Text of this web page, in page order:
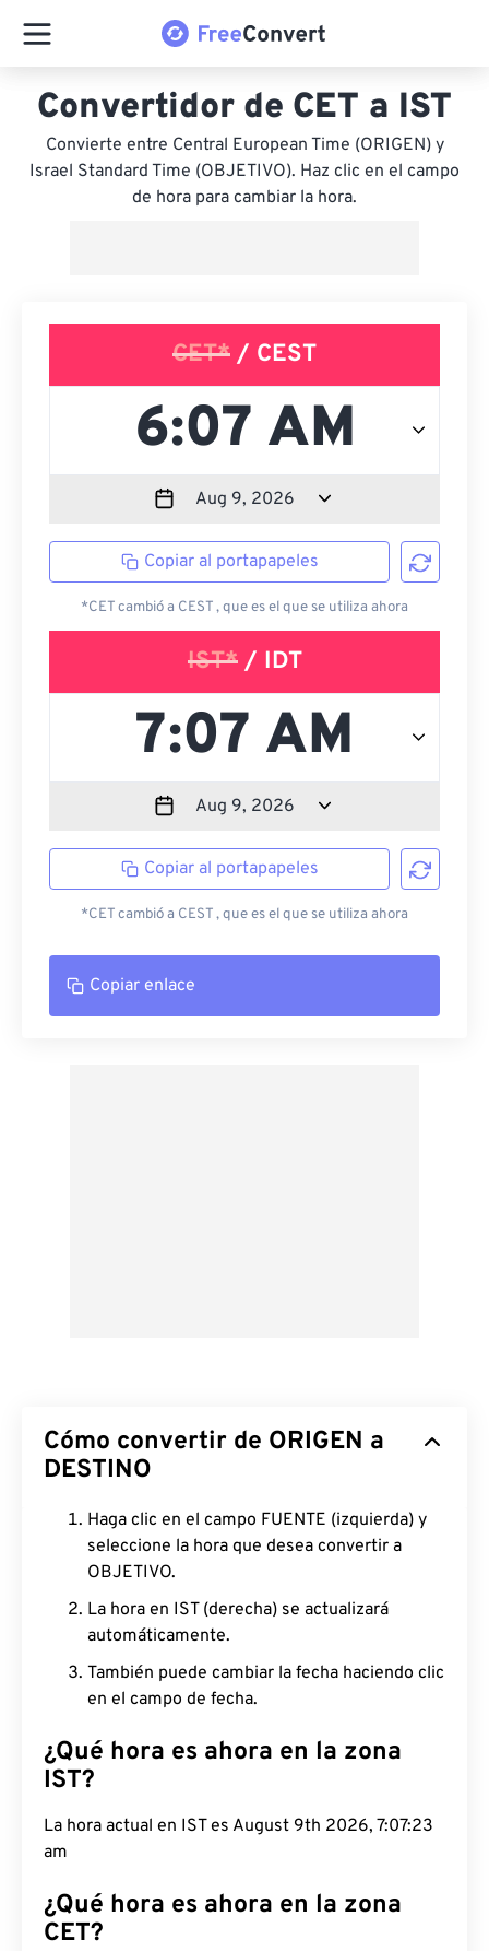
Convertidor de CET a IST
Convierte entre Central European Time (ORIGEN) y
Israel Standard Time (OBJETIVO). Haz clic en el campo
de hora para cambiar la hora.
CET* / CEST
Copiar al portapapeles
*CET cambió a CEST , que es el que se utiliza ahora
IST*/ IDT
Copiar al portapapeles
*CET cambió a CEST , que es el que se utiliza ahora
Copiar enlace
Cómo convertir de ORIGEN a
DESTINO
Haga clic en el campo FUENTE (izquierda) y
seleccione la hora que desea convertir a
OBJETIVO.
La hora en IST (derecha) se actualizará
automáticamente.
También puede cambiar la fecha haciendo clic
en el campo de fecha.
¿Qué hora es ahora en la zona
IST?
La hora actual en IST es August 9th 2026, 7:07:24
am
¿Qué hora es ahora en la zona
CET?